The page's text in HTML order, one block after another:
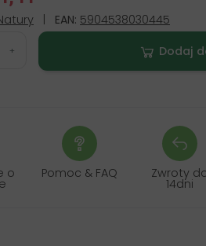
EAN: 5904538030445
+ Dodaj
o Pomoc & FAQ Zwroty
14dni